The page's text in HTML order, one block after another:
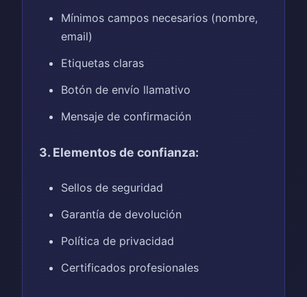
Mínimos campos necesarios (nombre,
email)
Etiquetas claras
Botón de envío llamativo
Mensaje de confirmación
3. Elementos de confianza:
Sellos de seguridad
Garantía de devolución
Política de privacidad
Certificados profesionales